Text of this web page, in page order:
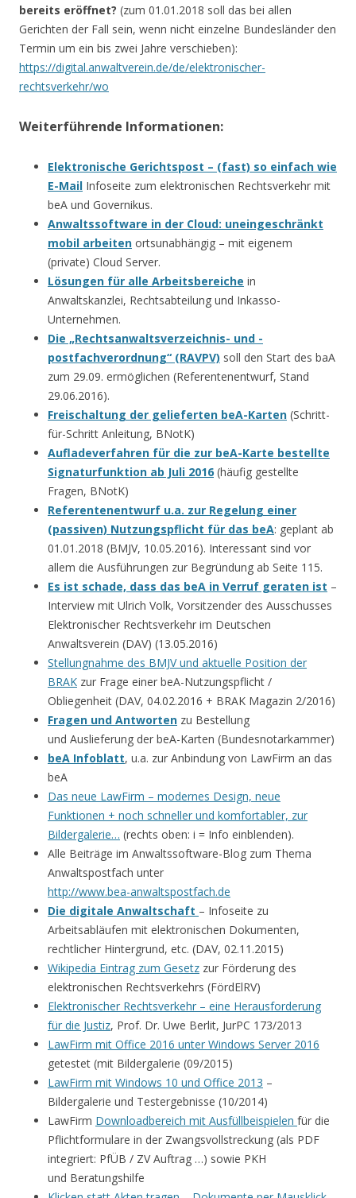
bereits eröffnet? (zum 01.01.2018 soll das bei allen
Gerichten der Fall sein, wenn nicht einzelne Bundesländer den
Termin um ein bis zwei Jahre verschieben):
https://digital.anwaltverein.de/de/elektronischer-
rechtsverkehr/wo
Weiterführende Informationen:
Elektronische Gerichtspost – (fast) so einfach wie
E-Mail Infoseite zum elektronischen Rechtsverkehr mit
beA und Governikus.
Anwaltssoftware in der Cloud: uneingeschränkt
mobil arbeiten ortsunabhängig – mit eigenem
(private) Cloud Server.
Lösungen für alle Arbeitsbereiche in
Anwaltskanzlei, Rechtsabteilung und Inkasso-
Unternehmen.
Die „Rechtsanwaltsverzeichnis- und -
postfachverordnung“ (RAVPV) soll den Start des baA
zum 29.09. ermöglichen (Referentenentwurf, Stand
29.06.2016).
Freischaltung der gelieferten beA-Karten (Schritt-
für-Schritt Anleitung, BNotK)
Aufladeverfahren für die zur beA-Karte bestellte
Signaturfunktion ab Juli 2016 (häufig gestellte
Fragen, BNotK)
Referentenentwurf u.a. zur Regelung einer
(passiven) Nutzungspflicht für das beA: geplant ab
01.01.2018 (BMJV, 10.05.2016). Interessant sind vor
allem die Ausführungen zur Begründung ab Seite 115.
Es ist schade, dass das beA in Verruf geraten ist –
Interview mit Ulrich Volk, Vorsitzender des Ausschusses
Elektronischer Rechtsverkehr im Deutschen
Anwaltsverein (DAV) (13.05.2016)
Stellungnahme des BMJV und aktuelle Position der
BRAK zur Frage einer beA-Nutzungspflicht /
Obliegenheit (DAV, 04.02.2016 + BRAK Magazin 2/2016)
Fragen und Antworten zu Bestellung
und Auslieferung der beA-Karten (Bundesnotarkammer)
beA Infoblatt, u.a. zur Anbindung von LawFirm an das
beA
Das neue LawFirm – modernes Design, neue
Funktionen + noch schneller und komfortabler, zur
Bildergalerie… (rechts oben: i = Info einblenden).
Alle Beiträge im Anwaltssoftware-Blog zum Thema
Anwaltspostfach unter
http://www.bea-anwaltspostfach.de
Die digitale Anwaltschaft – Infoseite zu
Arbeitsabläufen mit elektronischen Dokumenten,
rechtlicher Hintergrund, etc. (DAV, 02.11.2015)
Wikipedia Eintrag zum Gesetz zur Förderung des
elektronischen Rechtsverkehrs (FördElRV)
Elektronischer Rechtsverkehr – eine Herausforderung
für die Justiz, Prof. Dr. Uwe Berlit, JurPC 173/2013
LawFirm mit Office 2016 unter Windows Server 2016
getestet (mit Bildergalerie (09/2015)
LawFirm mit Windows 10 und Office 2013 –
Bildergalerie und Testergebnisse (10/2014)
LawFirm Downloadbereich mit Ausfüllbeispielen für die
Pflichtformulare in der Zwangsvollstreckung (als PDF
integriert: PfÜB / ZV Auftrag …) sowie PKH
und Beratungshilfe